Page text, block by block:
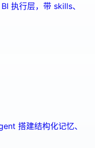
执行层，带 skills、
搭建结构化记忆、